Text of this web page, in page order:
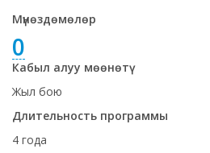
Мүнөздөмөлөр
0
Кабыл алуу мөөнөтү
Жыл бою
Длительность программы
4 года